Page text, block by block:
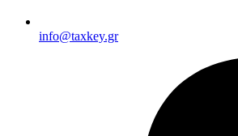
info@taxkey.gr